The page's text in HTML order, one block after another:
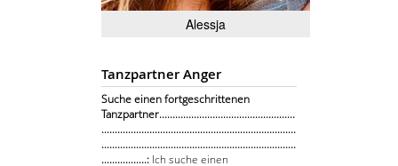
Alessja
Tanzpartner Anger
Suche einen fortgeschrittenen
Tanzpartner...................................................
.........................................................................
.........................................................................
.................: Ich suche einen